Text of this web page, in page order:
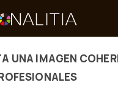
UNA IMAGEN